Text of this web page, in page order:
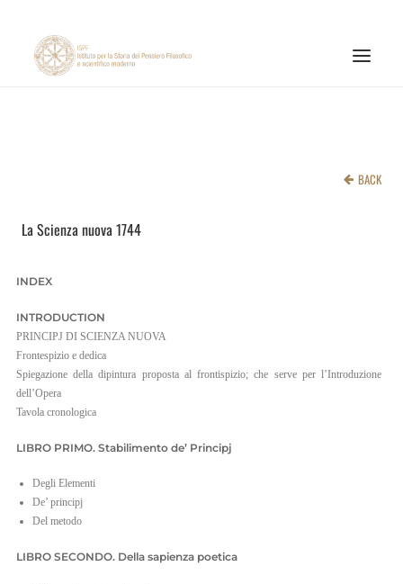
NEWS AND EVENTS
PAGINA FACEBOOK ISPF
PAGINA INSTAGRAM ISPF
CANALE YOUTUBE ISPF
BACK
La Scienza nuova 1744
INDEX
INTRODUCTION
PRINCIPJ DI SCIENZA NUOVA
Frontespizio e dedica
Spiegazione della dipintura proposta al frontispizio; che serve per l’Introduzione
dell’Opera
Tavola cronologica
LIBRO PRIMO. Stabilimento de’ Principj
Degli Elementi
De’ principj
Del metodo
LIBRO SECONDO. Della sapienza poetica